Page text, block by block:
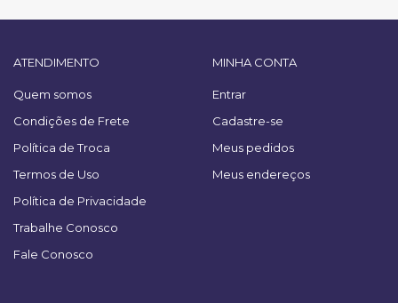
ATENDIMENTO
Quem somos
Condições de Frete
Política de Troca
Termos de Uso
Política de Privacidade
Trabalhe Conosco
Fale Conosco
MINHA CONTA
Entrar
Cadastre-se
Meus pedidos
Meus endereços